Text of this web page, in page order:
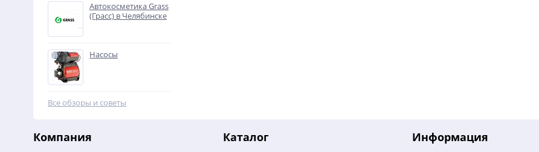
Автокосметика Grass
(Грасс) в Челябинске
Насосы
Все обзоры и советы
Компания Каталог Информация